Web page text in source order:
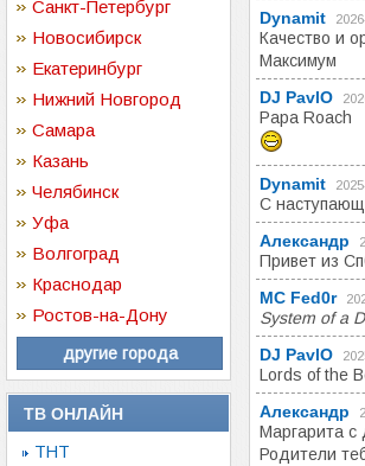
Санкт-Петербург
Новосибирск
Екатеринбург
Нижний Новгород
Самара
Казань
Челябинск
Уфа
Волгоград
Краснодар
Ростов-на-Дону
другие города
ТВ ОНЛАЙН
ТНТ
Dynamit
Качество и
Максимум
DJ РavlO
Papa Roach
Dynamit
С
Александр
Привет из
MC Fed0r
System of a
DJ РavlO
Lords of the
Александр
Маргарита
Родители